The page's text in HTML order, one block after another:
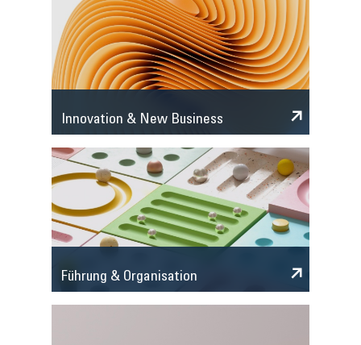
Innovation & New Business
Führung & Organisation